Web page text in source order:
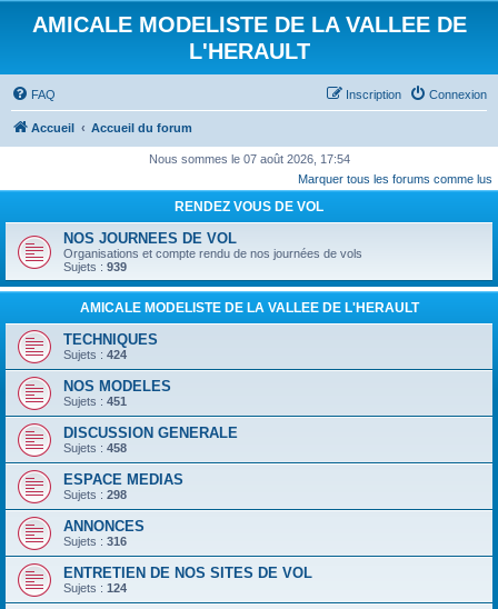
AMICALE MODELISTE DE LA VALLEE DE
L'HERAULT
FAQ Connexion
Inscription
Accueil Accueil du forum
Nous sommes le 07 août 2026, 17:54
Marquer tous les forums comme lus
RENDEZ VOUS DE VOL
NOS JOURNEES DE VOL
Organisations et compte rendu de nos journées de vols
Sujets : 939
AMICALE MODELISTE DE LA VALLEE DE L'HERAULT
TECHNIQUES
Sujets : 424
NOS MODELES
Sujets : 451
DISCUSSION GENERALE
Sujets : 458
ESPACE MEDIAS
Sujets : 298
ANNONCES
Sujets : 316
ENTRETIEN DE NOS SITES DE VOL
Sujets : 124